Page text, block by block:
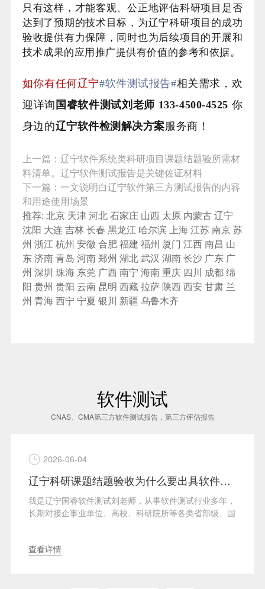
只有这样，才能客观、公正地评估科研项目是否
达到了预期的技术目标，为辽宁科研项目的成功
验收提供有力保障，同时也为后续项目的开展和
技术成果的应用推广提供有价值的参考和依据。
如你有任何辽宁#软件测试报告#相关需求，欢
迎详询 国睿软件测试刘老师 133-4500-4525 你
身边的辽宁软件检测解决方案服务商！
上一篇： 辽宁软件系统类科研项目课题结题验所需材
料清单。辽宁软件测试报告是关键佐证材料
下一篇： 一文说明白辽宁软件第三方测试报告的内容
和用途使用场景
推荐: 北京 天津河北石家庄 山西 太原 内蒙古辽宁
沈阳 大连吉林长春 黑龙江 哈尔滨上海江苏南京苏
州 浙江杭州 安徽 合肥福建 福州 厦门 江西南昌 山
东济南青岛 河南郑州 湖北武汉 湖南长沙 广东 广
州 深圳 珠海 东莞 广西南宁 海南重庆 四川 成都绵
阳 贵州 贵阳 云南 昆明 西藏拉萨 陕西西安 甘肃 兰
州 青海西宁 宁夏 银川 新疆 乌鲁木齐
软件测试
CNAS、CMA第三方软件测试报告，第三方评估报告
2026-06-04
辽宁科研课题结题验收为什么要出具软件测试报告？辽宁第三方软件测评报告
我是辽宁国睿软件测试刘老师，从事软件测试行业多年，
长期对接企事业单位、高校、科研院所等各类省部级、国
查看详情